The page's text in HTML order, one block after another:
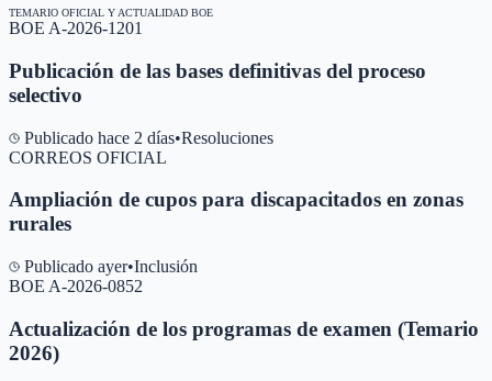
TEMARIO OFICIAL Y ACTUALIDAD BOE
BOE A-2026-1201
Publicación de las bases definitivas del proceso
selectivo
Publicado hace 2 días•Resoluciones
CORREOS OFICIAL
Ampliación de cupos para discapacitados en zonas
rurales
Publicado ayer•Inclusión
BOE A-2026-0852
Actualización de los programas de examen (Temario
2026)